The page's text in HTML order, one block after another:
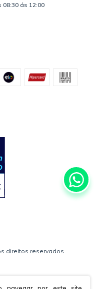
08:30 ás 12:00
direitos reservados.